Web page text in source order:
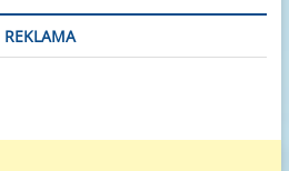
REKLAMA